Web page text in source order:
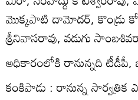
మొక్కపాటి దామోదర్‌, కొండ్రు
శ్రీనివాసరావు, వడుగు
అధికారంలోకి రానున్నది
కంకిపాడు : రానున్న సార్వత్రిక